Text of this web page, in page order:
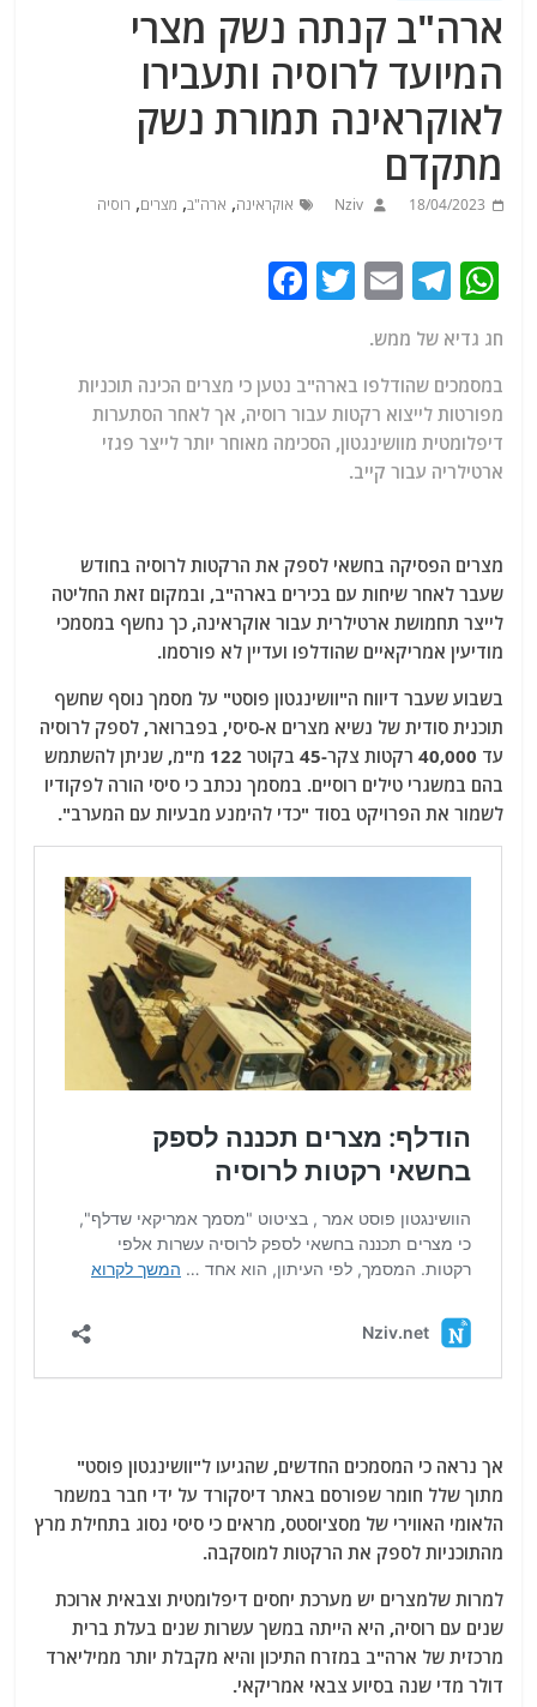
ארה"ב קנתה נשק מצרי
המיועד לרוסיה ותעבירו
לאוקראינה תמורת נשק
מתקדם
18/04/2023
Nziv אוקראינה, ארה"ב, מצרים, רוסיה
W
at
s
A
p
T
e
g
ra
m
E
l
T
er
e
b
k
חג גדיא של ממש.
במסמכים שהודלפו בארה"ב נטען כי מצרים הכינה תוכניות
מפורטות לייצוא רקטות עבור רוסיה, אך לאחר הסתערות
דיפלומטית מוושינגטון, הסכימה מאוחר יותר לייצר פגזי
ארטילריה עבור קייב.
מצרים הפסיקה בחשאי לספק את הרקטות לרוסיה בחודש
שעבר לאחר שיחות עם בכירים בארה"ב, ובמקום זאת החליטה
לייצר תחמושת ארטילרית עבור אוקראינה, כך נחשף במסמכי
מודיעין אמריקאיים שהודלפו ועדיין לא פורסמו.
בשבוע שעבר דיווח ה"וושינגטון פוסט" על מסמך נוסף שחשף
תוכנית סודית של נשיא מצרים א-סיסי, בפברואר, לספק לרוסיה
עד 40,000 רקטות צקר-45 בקוטר 122 מ"מ, שניתן להשתמש
בהם במשגרי טילים רוסיים. במסמך נכתב כי סיסי הורה לפקודיו
לשמור את הפרויקט בסוד "כדי להימנע מבעיות עם המערב".
אך נראה כי המסמכים החדשים, שהגיעו ל"וושינגטון פוסט"
מתוך שלל חומר שפורסם באתר דיסקורד על ידי חבר במשמר
הלאומי האווירי של מסצ'וסטס, מראים כי סיסי נסוג בתחילת מרץ
מהתוכניות לספק את הרקטות למוסקבה.
למרות שלמצרים יש מערכת יחסים דיפלומטית וצבאית ארוכת
שנים עם רוסיה, היא הייתה במשך עשרות שנים בעלת ברית
מרכזית של ארה"ב במזרח התיכון והיא מקבלת יותר ממיליארד
דולר מדי שנה בסיוע צבאי אמריקאי.